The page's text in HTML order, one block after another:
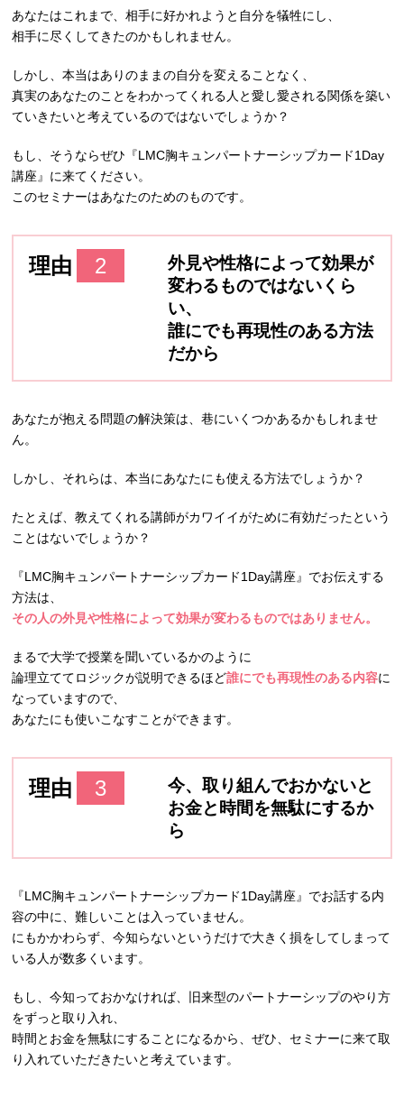
あなたはこれまで、相手に好かれようと自分を犠牲にし、
相手に尽くしてきたのかもしれません。
しかし、本当はありのままの自分を変えることなく、
真実のあなたのことをわかってくれる人と愛し愛される関係を築い
ていきたいと考えているのではないでしょうか？
もし、そうならぜひ『LMC胸キュンパートナーシップカード1Day
講座』に来てください。
このセミナーはあなたのためのものです。
理由 2
外見や性格によって効果が
変わるものではないくら
い、
誰にでも再現性のある方法
だから
あなたが抱える問題の解決策は、巷にいくつかあるかもしれませ
ん。
しかし、それらは、本当にあなたにも使える方法でしょうか？
たとえば、教えてくれる講師がカワイイがために有効だったという
ことはないでしょうか？
『LMC胸キュンパートナーシップカード1Day講座』でお伝えする
方法は、
その人の外見や性格によって効果が変わるものではありません。
まるで大学で授業を聞いているかのように
論理立ててロジックが説明できるほど誰にでも再現性のある内容に
なっていますので、
あなたにも使いこなすことができます。
理由 3
今、取り組んでおかないと
お金と時間を無駄にするか
ら
『LMC胸キュンパートナーシップカード1Day講座』でお話する内
容の中に、難しいことは入っていません。
にもかかわらず、今知らないというだけで大きく損をしてしまって
いる人が数多くいます。
もし、今知っておかなければ、旧来型のパートナーシップのやり方
をずっと取り入れ、
時間とお金を無駄にすることになるから、ぜひ、セミナーに来て取
り入れていただきたいと考えています。